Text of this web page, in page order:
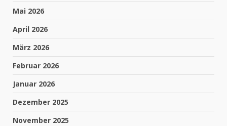
Mai 2026
April 2026
März 2026
Februar 2026
Januar 2026
Dezember 2025
November 2025